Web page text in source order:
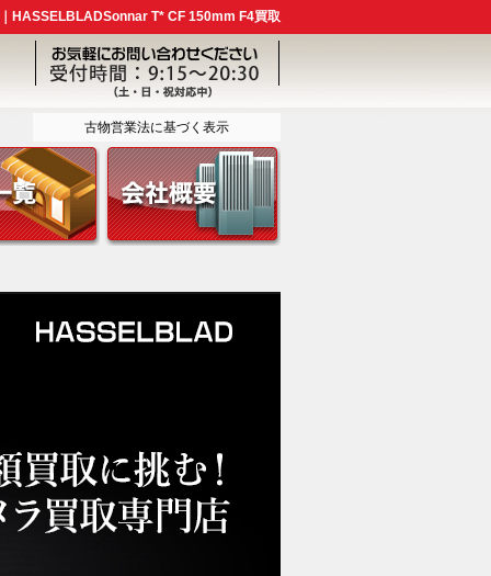
HASSELBLADSonnar T* CF 150mm F4買取
古物営業法に基づく表示